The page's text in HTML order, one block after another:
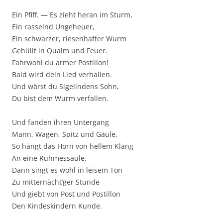
Ein Pfiff. — Es zieht heran im Sturm,
Ein rasselnd Ungeheuer,
Ein schwarzer, riesenhafter Wurm
Gehüllt in Qualm und Feuer.
Fahrwohl du armer Postillon!
Bald wird dein Lied verhallen.
Und wärst du Sigelindens Sohn,
Du bist dem Wurm verfallen.
Und fanden ihren Untergang
Mann, Wagen, Spitz und Gäule,
So hängt das Horn von hellem Klang
An eine Ruhmessäule.
Dann singt es wohl in leisem Ton
Zu mitternächt’ger Stunde
Und giebt von Post und Postillon
Den Kindeskindern Kunde.